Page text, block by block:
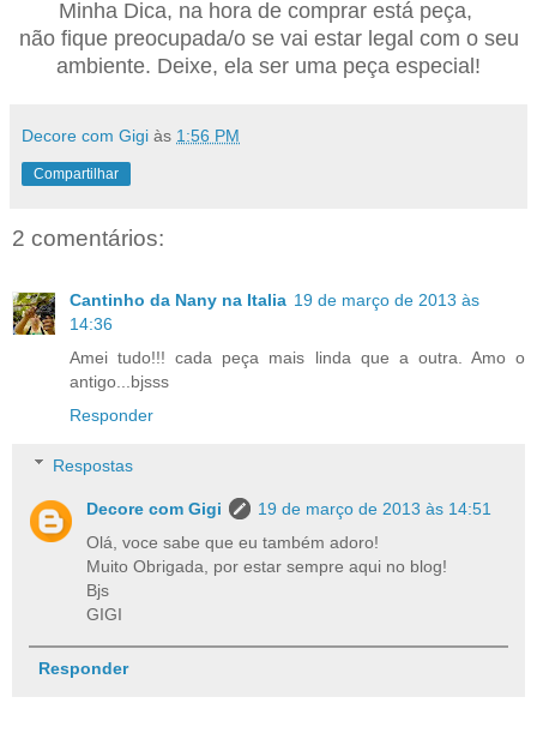
Minha Dica, na hora de comprar está peça,
não fique preocupada/o se vai estar legal com o seu
ambiente. Deixe, ela ser uma peça especial!
Decore com Gigi às 1:56 PM
Compartilhar
2 comentários:
Cantinho da Nany na Italia 19 de março de 2013 às
14:36
Amei tudo!!! cada peça mais linda que a outra. Amo o
antigo...bjsss
Responder
Respostas
Decore com Gigi
19 de março de 2013 às 14:51
Olá, voce sabe que eu também adoro!
Muito Obrigada, por estar sempre aqui no blog!
Bjs
GIGI
Responder